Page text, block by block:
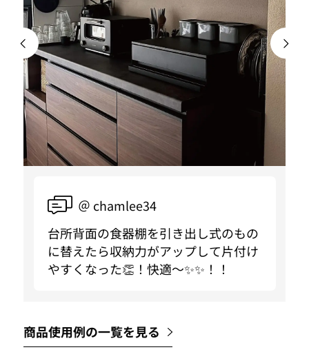
＠ chamlee34
台所背面の食器棚を引き出し式のもの
に替えたら収納力がアップして片付け
やすくなった👏！快適〜✨✨！！
商品使用例の一覧を見る